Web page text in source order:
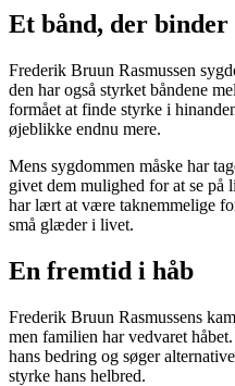
Et bånd, der
Frederik Bruun Rasmussen
den har også styrket båndene
formået at finde styrke i
øjeblikke endnu mere.
Mens sygdommen måske har
givet dem mulighed for at se på
har lært at være taknemmelige
små glæder i livet.
En fremtid i håb
Frederik Bruun Rasmussens
men familien har vedvaret
hans bedring og søger
styrke hans helbred.